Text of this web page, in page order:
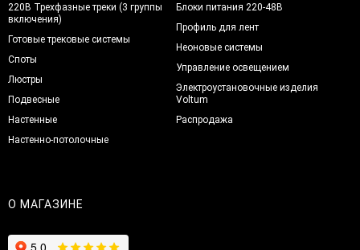
220В Трехфазные треки (3 группы
включения)
Готовые трековые системы
Споты
Люстры
Подвесные
Настенные
Настенно-потолочные
Блоки питания 220-48В
Профиль для лент
Неоновые системы
Управление освещением
Электроустановочные изделия
Voltum
Распродажа
О МАГАЗИНЕ